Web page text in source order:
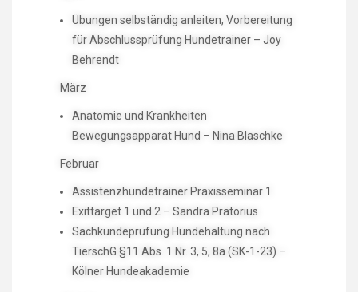
Übungen selbständig anleiten, Vorbereitung
für Abschlussprüfung Hundetrainer – Joy
Behrendt
März
Anatomie und Krankheiten
Bewegungsapparat Hund – Nina Blaschke
Februar
Assistenzhundetrainer Praxisseminar 1
Exittarget 1 und 2 – Sandra Prätorius
Sachkundeprüfung Hundehaltung nach
TierschG §11 Abs. 1 Nr. 3, 5, 8a (SK-1-23) –
Kölner Hundeakademie